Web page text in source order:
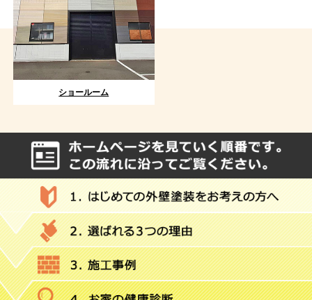
ショールーム